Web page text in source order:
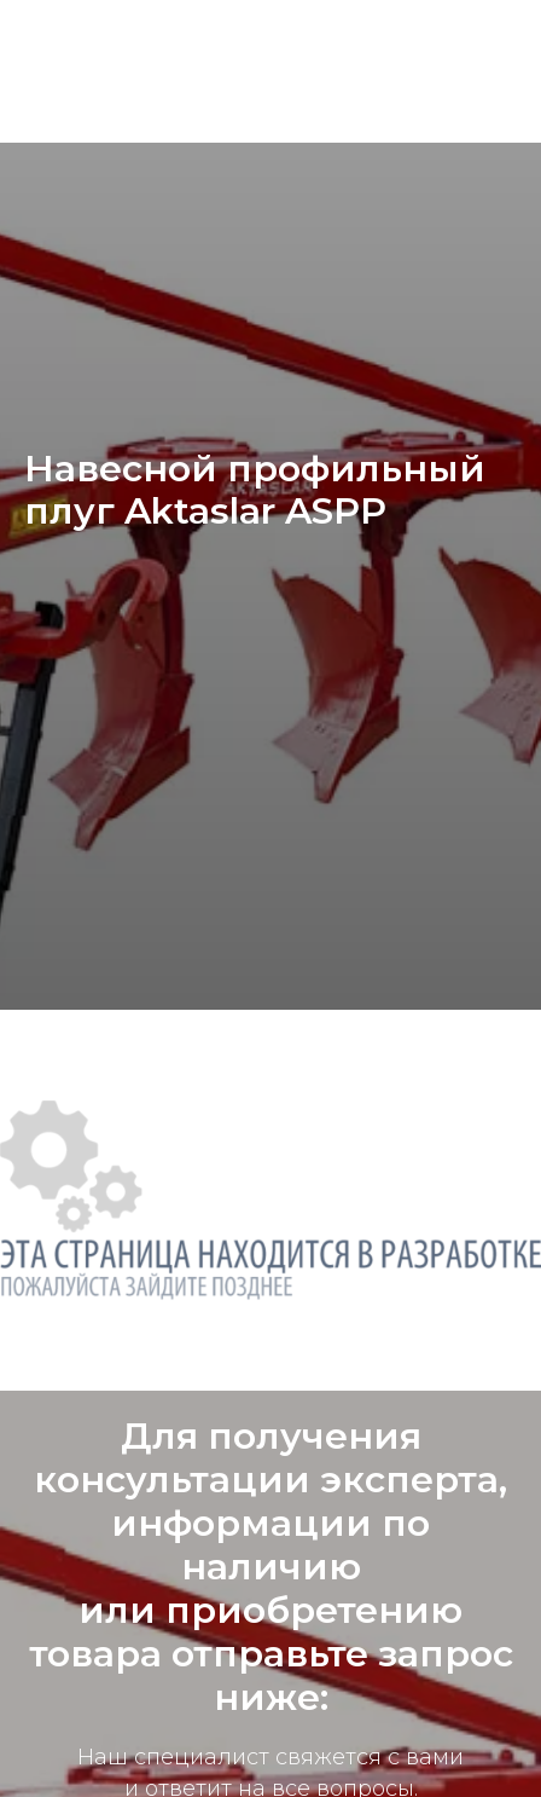
Навесной профильный
плуг Aktaslar ASPP
Для получения
консультации эксперта,
информации по
наличию
или приобретению
товара отправьте запрос
ниже:
Наш специалист свяжется с вами
и ответит на все вопросы.